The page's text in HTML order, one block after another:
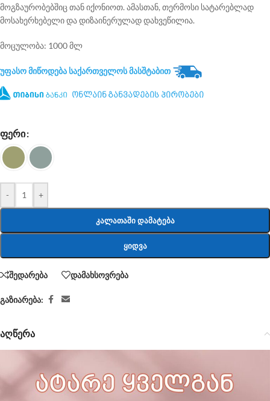
მოგზაურობებშიც თან იქონიოთ. ამასთან, თერმოსი სატარებლად
მოსახერხებელი და დიზაინერულად დახვეწილია.
მოცულობა: 1000 მლ
უფასო მიწოდება საქართველოს მასშტაბით
ონლაინ განვადების პირობები
ᲤᲔᲠᲘ
- +
ᲙᲐᲚᲐᲗᲐᲨᲘ ᲓᲐᲛᲐᲢᲔᲑᲐ
ᲧᲘᲓᲕᲐ
შედარება დამახსოვრება
გაზიარება:
აღწერა